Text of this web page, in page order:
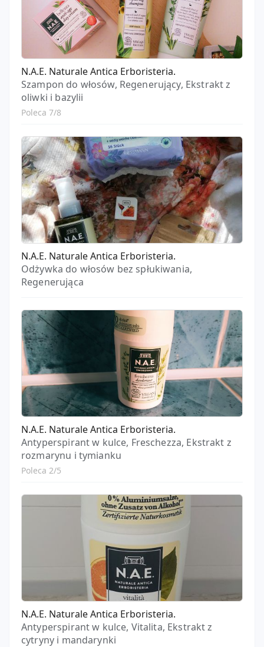
N.A.E. Naturale Antica Erboristeria.
Szampon do włosów, Regenerujący, Ekstrakt z
oliwki i bazylii
Poleca 7/8
N.A.E. Naturale Antica Erboristeria.
Odżywka do włosów bez spłukiwania,
Regenerująca
N.A.E. Naturale Antica Erboristeria.
Antyperspirant w kulce, Freschezza, Ekstrakt z
rozmarynu i tymianku
Poleca 2/5
N.A.E. Naturale Antica Erboristeria.
Antyperspirant w kulce, Vitalita, Ekstrakt z
cytryny i mandarynki